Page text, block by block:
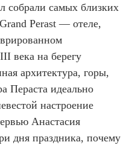
собрали самых близких
Perast — отеле,
века на берегу
архитектура, горы,
Пераста идеально
настроение
Анастасия
дня праздника, почему